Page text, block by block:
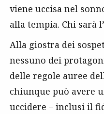
viene uccisa nel
alla tempia. Chi sarà
Alla giostra dei
nessuno dei
delle regole auree
chiunque può avere
uccidere – inclusi il